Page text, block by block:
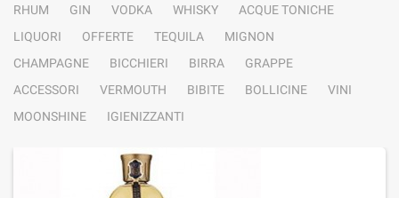
RHUM GIN VODKA WHISKY
ACQUE TONICHE
LIQUORI
OFFERTE TEQUILA
MIGNON
CHAMPAGNE
BICCHIERI BIRRA
GRAPPE
ACCESSORI
VERMOUTH BIBITE BOLLICINE
VINI
MOONSHINE
IGIENIZZANTI